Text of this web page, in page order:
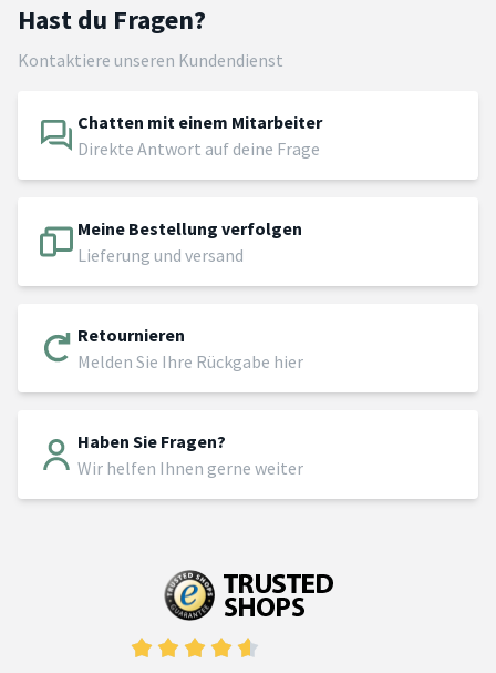
Hast du Fragen?
Kontaktiere unseren Kundendienst
Chatten mit einem Mitarbeiter
Direkte Antwort auf deine Frage
Meine Bestellung verfolgen
Lieferung und versand
Retournieren
Melden Sie Ihre Rückgabe hier
Haben Sie Fragen?
Wir helfen Ihnen gerne weiter